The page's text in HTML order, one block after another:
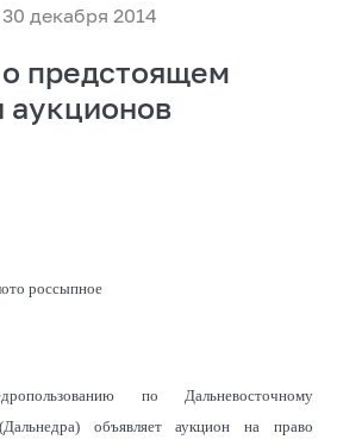
декабря 2014
предстоящем
аукционов
россыпное
по Дальневосточному
объявляет аукцион на право